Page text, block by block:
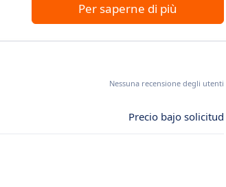
Per saperne di più
Nessuna recensione degli utenti
Precio bajo solicitud